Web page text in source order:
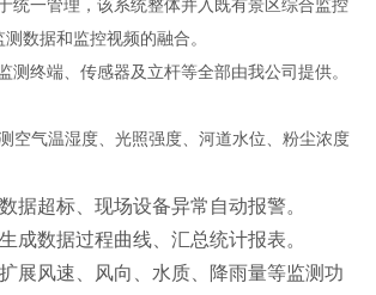
一管理，该系统整体并入既有景区综合监控
数据和监控视频的融合。
终端、传感器及立杆等全部由我公司提供。
空气温湿度、光照强度、河道水位、粉尘浓度
据超标、现场设备异常自动报警。
成数据过程曲线、汇总统计报表。
展风速、风向、水质、降雨量等监测功